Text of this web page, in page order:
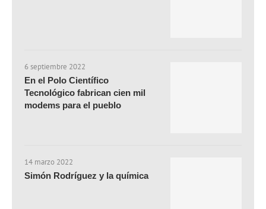
6 septiembre 2022
En el Polo Científico
Tecnológico fabrican cien mil
modems para el pueblo
14 marzo 2022
Simón Rodríguez y la química